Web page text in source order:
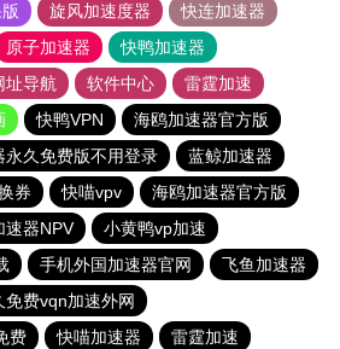
旋风加速度器
快连加速器
原子加速器
快鸭加速器
址导航 软件中心
雷霆加速
快鸭VPN
海鸥加速器官方版
永久免费版不用登录
蓝鲸加速器
券
快喵vpv
海鸥加速器官方版
速器NPV
小黄鸭vp加速
手机外国加速器官网
飞鱼加速器
免费vqn加速外网
费
快喵加速器
雷霆加速